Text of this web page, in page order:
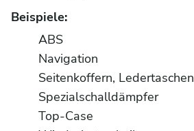
Beispiele:
ABS
Navigation
Seitenkoffern, Ledertaschen
Spezialschalldämpfer
Top-Case